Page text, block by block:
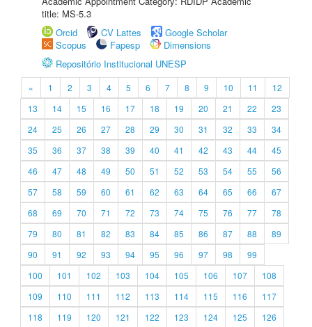
title: MS-5.3
Orcid
CV Lattes
Google Scholar
Scopus
Fapesp
Dimensions
Repositório Institucional UNESP
« 1 2 3 4 5 6 7 8 9 10 11
12
13
14 15 16 17 18 19 20 21 22
23
24
25 26 27 28 29 30 31 32 33
34
35
36 37 38 39 40 41 42 43 44
45
46
47 48 49 50 51 52 53 54 55
56
57
58 59 60 61 62 63 64 65 66
67
68
69 70 71 72 73 74 75 76 77
78
79
80 81 82 83 84 85 86 87 88
89
90
91 92 93 94 95 96 97 98
99
100
101 102 103 104 105 106 107
108
109
110 111 112 113 114 115 116
117
118
119 120 121 122 123 124 125
126